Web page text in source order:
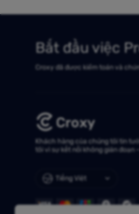
Bắt đầu việc
Croxy đã được kiểm toán và
Khách hàng của chúng tôi tin
tôi vì sự kết nối không gián đoạn
Tiếng Việt